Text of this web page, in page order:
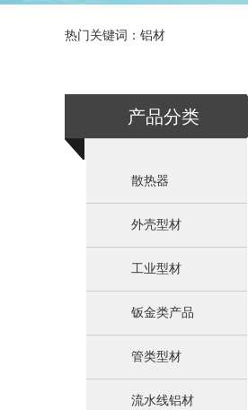
热门关键词： 铝材
产品分类
散热器
外壳型材
工业型材
钣金类产品
管类型材
流水线铝材